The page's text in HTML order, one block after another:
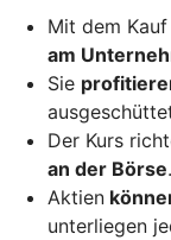
Mit dem
am
Sie
Der Kurs
an der Börse.
Aktien
unterliegen